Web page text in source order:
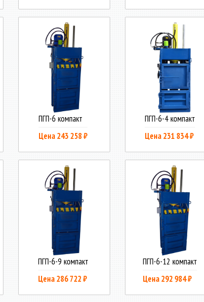
ПГП-6 компакт
Цена 243 258 ₽
ПГП-6-4 компакт
Цена 231 834 ₽
ПГП-6-9 компакт
Цена 286 722 ₽
ПГП-6-12 компакт
Цена 292 984 ₽